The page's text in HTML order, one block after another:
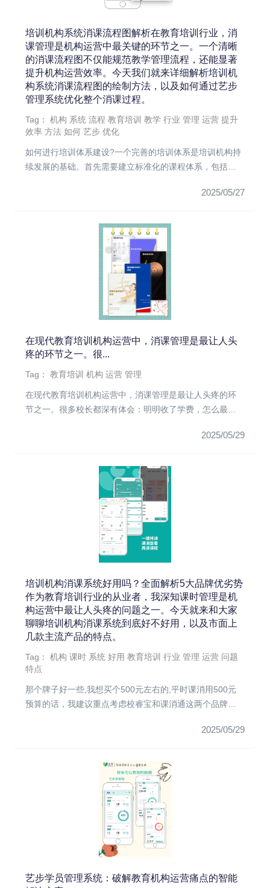
培训机构系统消课流程图解析在教育培训行业，消
课管理是机构运营中最关键的环节之一。一个清晰
的消课流程图不仅能规范教学管理流程，还能显著
提升机构运营效率。今天我们就来详细解析培训机
构系统消课流程图的绘制方法，以及如何通过艺步
管理系统优化整个消课过程。
Tag：机构 系统 流程 教育培训 教学 行业 管理 运营 提升
效率 方法 如何 艺步 优化
如何进行培训体系建设?一个完善的培训体系是培训机构持
续发展的基础。首先需要建立标准化的课程体系，包括课
2025/05/27
在现代教育培训机构运营中，消课管理是最让人头
疼的环节之一。很...
Tag：教育培训 机构 运营 管理
在现代教育培训机构运营中，消课管理是最让人头疼的环
节之一。很多校长都深有体会：明明收了学费，怎么最后
2025/05/29
培训机构消课系统好用吗？全面解析5大品牌优劣势
作为教育培训行业的从业者，我深知课时管理是机
构运营中最让人头疼的问题之一。今天就来和大家
聊聊培训机构消课系统到底好不好用，以及市面上
几款主流产品的特点。
Tag：机构 课时 系统 好用 教育培训 行业 管理 运营 问题
特点
那个牌子好一些,我想买个500元左右的,平时课消用500元
预算的话，我建议重点考虑校睿宝和课消通这两个品牌。
2025/05/29
艺步学员管理系统：破解教育机构运营痛点的智能